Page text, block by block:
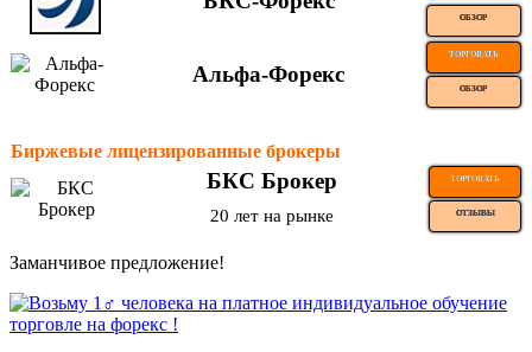
ОБЗОР
Альфа-Форекс
ТОРГОВАТЬ
ОБЗОР
Биржевые лицензированные брокеры
БКС Брокер ТОРГОВАТЬ
20 лет на рынке ОТЗЫВЫ
Заманчивое предложение!